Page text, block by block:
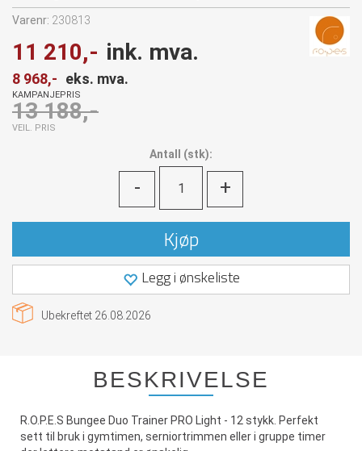
Varenr: 230813
11 210,- ink. mva.
8 968,- eks. mva.
KAMPANJEPRIS
13 188,-
VEIL. PRIS
Antall (stk):
- +
Kjøp
Legg i ønskeliste
Ubekreftet 26.08.2026
BESKRIVELSE
R.O.P.E.S Bungee Duo Trainer PRO Light - 12 stykk. Perfekt
sett til bruk i gymtimen, serniortrimmen eller i gruppe timer